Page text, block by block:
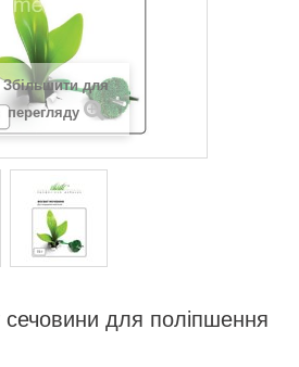
Збільшити для
перегляду
для поліпшення